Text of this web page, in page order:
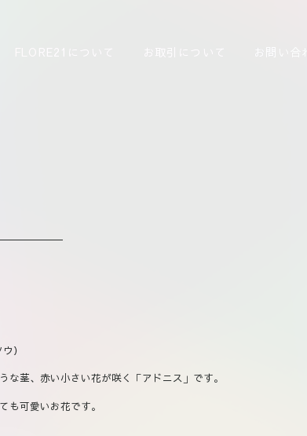
）
な茎、赤い小さい花が咲く「アドニス」です。
も可愛いお花です。